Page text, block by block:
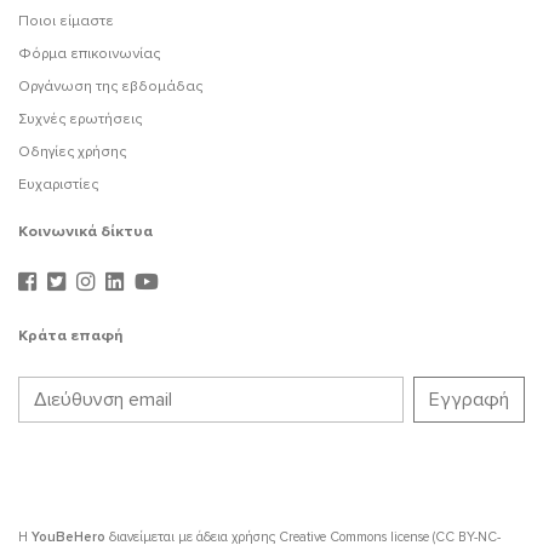
Ποιοι είμαστε
Φόρμα επικοινωνίας
Οργάνωση της εβδομάδας
Συχνές ερωτήσεις
Οδηγίες χρήσης
Ευχαριστίες
Κοινωνικά δίκτυα
Κράτα επαφή
Η YouBeHero διανείμεται με άδεια χρήσης Creative Commons license (CC BY-NC-